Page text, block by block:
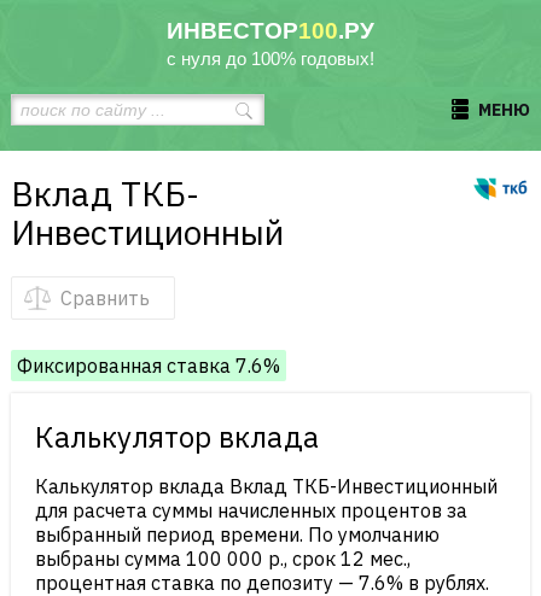
ИНВЕСТОР100.РУ
с нуля до 100% годовых!
МЕНЮ
Вклад ТКБ-
Инвестиционный
Сравнить
Фиксированная ставка 7.6%
Калькулятор вклада
Калькулятор вклада Вклад ТКБ-Инвестиционный
для расчета суммы начисленных процентов за
выбранный период времени. По умолчанию
выбраны сумма 100 000 р., срок 12 мес.,
процентная ставка по депозиту — 7.6% в рублях.